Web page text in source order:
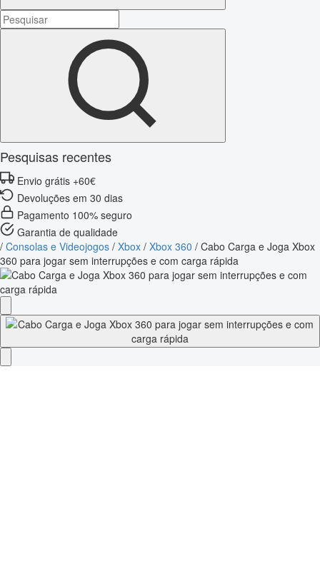
Pesquisas recentes
Envio grátis +60€
Devoluções em 30 dias
Pagamento 100% seguro
Garantia de qualidade
/ Consolas e Videojogos / Xbox / Xbox 360 / Cabo Carga e Joga Xbox
360 para jogar sem interrupções e com carga rápida